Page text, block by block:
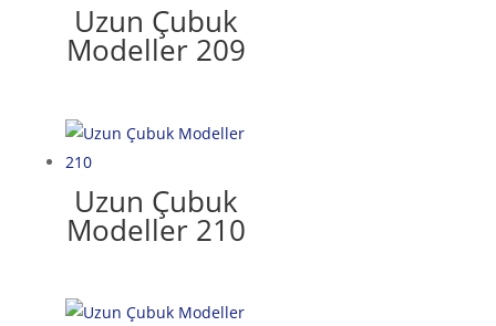
Uzun Çubuk
Modeller 209
Uzun Çubuk
Modeller 210